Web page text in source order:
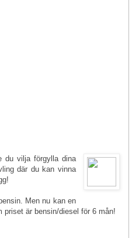
du vilja förgylla dina
där du kan vinna
Men nu kan en
priset är bensin/diesel för 6 mån!